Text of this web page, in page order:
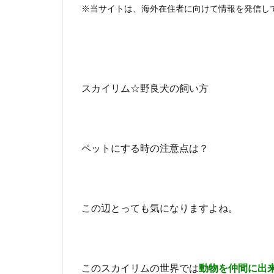
※当サイトは、海外在住者に向けて情報を発信し
スカイリム☆野良犬の飼い方
ペットにする時の注意点は？
この辺とっても気になりますよね。
このスカイリムの世界では動物を仲間に出